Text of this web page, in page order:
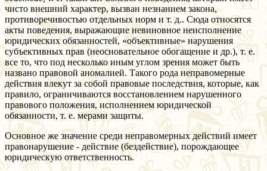
чисто внешний характер, вызван незнанием закона,
противоречивостью отдельных норм и т. д.. Сюда относятся
акты поведения, выражающие невиновное неисполнение
юридических обязанностей, «объективные» нарушения
субъективных прав (неосновательное обогащение и др.), т. е.
все то, что под несколько иным углом зрения может быть
названо правовой аномалией. Такого рода неправомерные
действия влекут за собой правовые последствия, которые, как
правило, ограничиваются восстановлением нарушенного
правового положения, исполнением юридической
обязанности, т. е. мерами защиты.
Основное же значение среди неправомерных действий имеет
правонарушение - действие (бездействие), порождающее
юридическую ответственность.